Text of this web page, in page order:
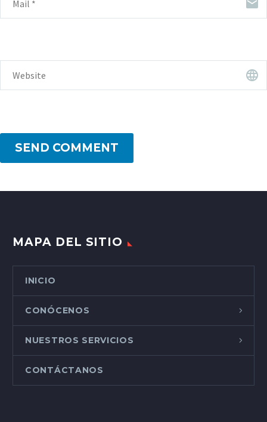
SEND COMMENT
MAPA DEL SITIO
INICIO
CONÓCENOS
NUESTROS SERVICIOS
CONTÁCTANOS